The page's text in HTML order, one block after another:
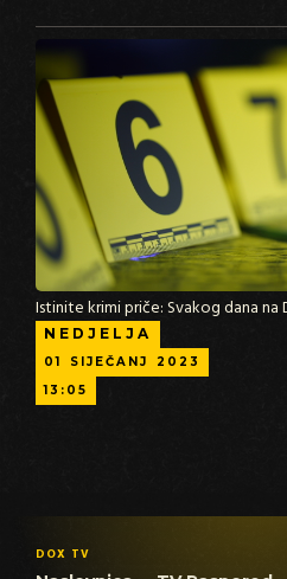
Istinite krimi priče: Svakog dana na
NEDJELJA
01 SIJEČANJ
2023
13:05
DOX TV